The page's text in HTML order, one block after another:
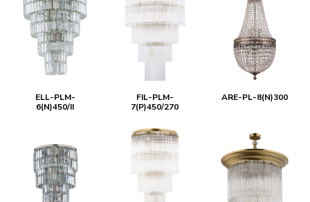
ELL-PLM-
6(N)450/II
FIL-PLM-
7(P)450/270
ARE-PL-8(N)300